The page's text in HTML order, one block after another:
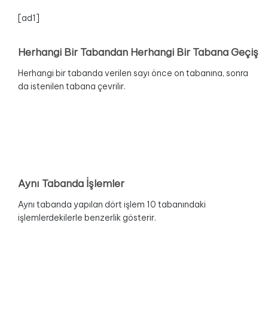
[ad1]
Herhangi Bir Tabandan Herhangi Bir Tabana Geçiş
Herhangi bir tabanda verilen sayı önce on tabanına, sonra
da istenilen tabana çevrilir.
Aynı Tabanda İşlemler
Aynı tabanda yapılan dört işlem 10 tabanındaki
işlemlerdekilerle benzerlik gösterir.